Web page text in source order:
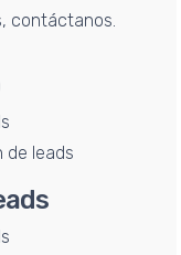
contáctanos.
de leads